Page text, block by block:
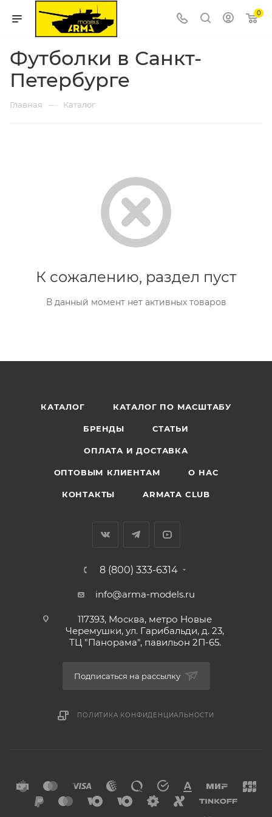
0
Футболки в Санкт-
Петербурге
Главная — Каталог
К сожалению, раздел пуст
В данный момент нет активных товаров
КАТАЛОГ КАТАЛОГ ПО МАСШТАБУ
БРЕНДЫ СТАТЬИ
ОПЛАТА И ДОСТАВКА
ОПТОВЫМ КЛИЕНТАМ О НАС
КОНТАКТЫ ARMATA CLUB
8 (800) 333-6314
info@arma-models.ru
117393, Москва, метро Новые
Черемушки, ул. Гарибальди, д. 23,
ТЦ "Панорама", павильон 2П-65.
Подписаться на рассылку
ПОЛИТИКА КОНФИДЕНЦИАЛЬНОСТИ